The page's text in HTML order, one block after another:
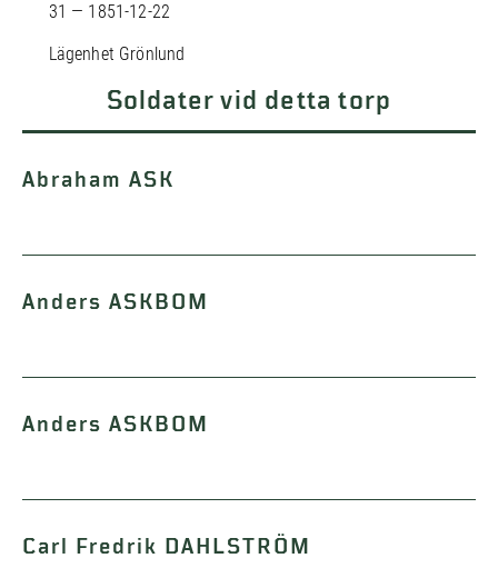
31 — 1851-12-22
Lägenhet Grönlund
Soldater vid detta torp
Abraham ASK
Anders ASKBOM
Anders ASKBOM
Carl Fredrik DAHLSTRÖM